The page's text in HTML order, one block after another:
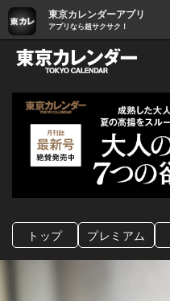
東京カレンダーアプリ
アプリなら超サクサク！
グ
トップ プレミアム